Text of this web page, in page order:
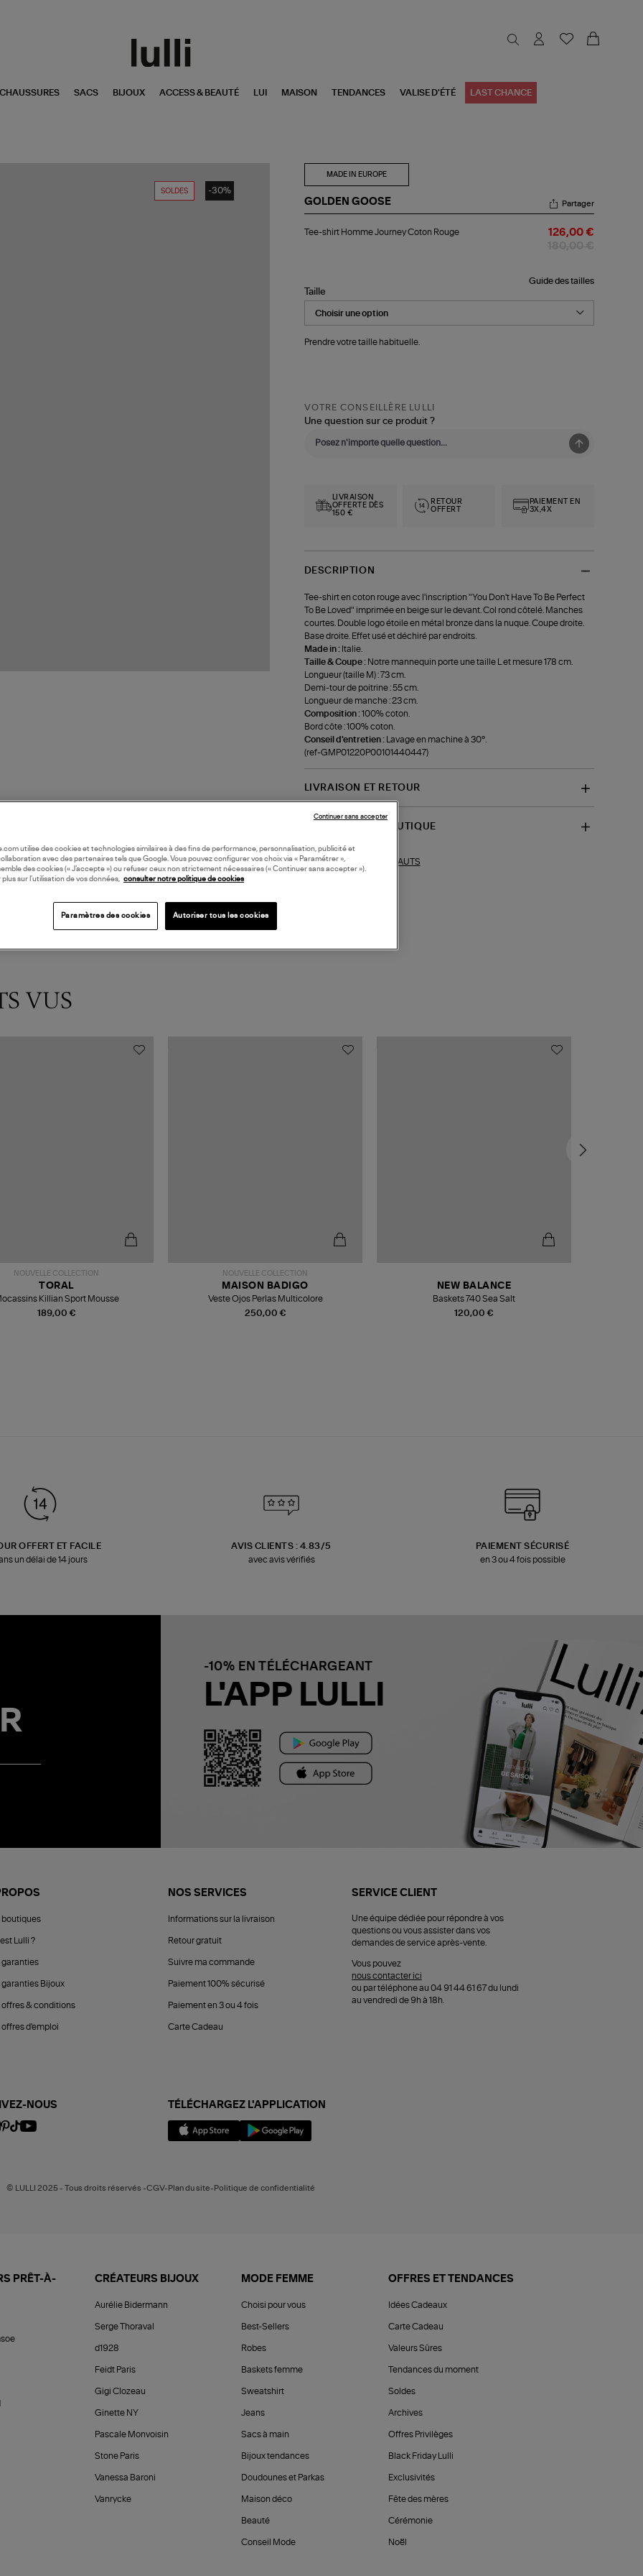
CHAUSSURES SACS BIJOUX ACCESS & BEAUTÉ LUI MAISON TENDANCES VALISE D'ÉTÉ LAST CHANCE
SOLDES -30%
MADE IN EUROPE
GOLDEN GOOSE
shirt
Partager
Tee-shirt Homme Journey Coton Rouge 126,00 €
Guide des tailles
Taille
Prendre votre taille habituelle.
VOTRE CONSEILLÈRE LULLI
Une question sur ce produit ?
LIVRAISON
OFFERTE DÈS
150 €
RETOUR
OFFERT
PAIEMENT EN
3X,4X
DESCRIPTION
Tee-shirt en coton rouge avec l'inscription "You Don't Have To Be Perfect
To Be Loved" imprimée en beige sur le devant. Col rond côtelé. Manches
courtes. Double logo étoile en métal bronze dans la nuque. Coupe droite.
Base droite. Effet usé et déchiré par endroits.
Made in : Italie.
Taille & Coupe : Notre mannequin porte une taille L et mesure 178 cm.
Longueur (taille M) : 73 cm.
Demi-tour de poitrine : 55 cm.
Longueur de manche : 23 cm.
Composition :100% coton.
Bord côte : 100% coton.
Conseil d'entretien :
Lavage en machine à 30°.
(ref-GMP01220P00101440447)
LIVRAISON ET RETOUR
DISPONIBILITÉ BOUTIQUE
Collections similaires : HAUTS
VUS
NOUVELLE COLLECTION
189,00 €
TORAL
Killian Sport Mousse
NOUVELLE COLLECTION
250,00 €
MAISON BADIGO
Veste Ojos Perlas Multicolore
120,00 €
NEW BALANCE
Baskets 740 Sea Salt
OFFERT ET FACILE
un délai de 14 jours
AVIS CLIENTS : 4.83/5
avec avis vérifiés
PAIEMENT SÉCURISÉ
en 3 ou 4 fois possible
-10% EN TÉLÉCHARGEANT
L'APP LULLI
boutiques
Lulli ?
garanties
garanties Bijoux
offres & conditions
offres d'emploi
NOS SERVICES
Informations sur la livraison
Retour gratuit
Suivre ma commande
Paiement 100% sécurisé
Paiement en 3 ou 4 fois
Carte Cadeau
SERVICE CLIENT
Une équipe dédiée pour répondre à vos
questions ou vous assister dans vos
demandes de service après-vente.
Vous pouvez
nous contacter ici
ou par téléphone au 04 91 44 61 67 du lundi
au vendredi de 9h à 18h.
NOUS TÉLÉCHARGEZ L'APPLICATION
© LULLI 2025 - Tous droits réservés -CGV-Plan du site-Politique de confidentialité
PRÊT-À-
CRÉATEURS BIJOUX
Aurélie Bidermann
Serge Thoraval
d1928
Feidt Paris
Gigi Clozeau
Ginette NY
Pascale Monvoisin
Stone Paris
Vanessa Baroni
Vanrycke
MODE FEMME
Choisi pour vous
Best-Sellers
Robes
Baskets femme
Sweatshirt
Jeans
Sacs à main
Bijoux tendances
Doudounes et Parkas
Maison déco
Beauté
Conseil Mode
OFFRES ET TENDANCES
Idées Cadeaux
Carte Cadeau
Valeurs Sûres
Tendances du moment
Soldes
Archives
Offres Privilèges
Black Friday Lulli
Exclusivités
Fête des mères
Cérémonie
Noël
utilise des cookies et technologies similaires à des fins de performance, personnalisation, publicité et
avec des partenaires tels que Google. Vous pouvez configurer vos choix via « Paramétrer »,
des cookies (« J’accepte ») ou refuser ceux non strictement nécessaires (« Continuer sans accepter »).
plus sur l’utilisation de vos données,
consulter notre politique de cookies
Paramètres des cookies Autoriser tous les cookies
Continuer sans accepter